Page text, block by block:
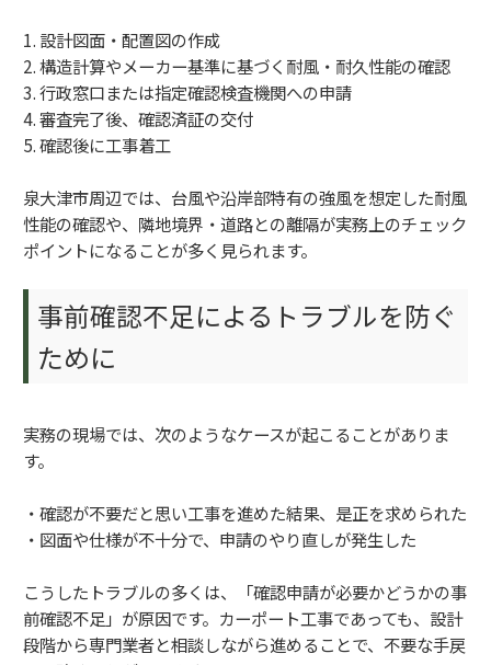
1. 設計図面・配置図の作成
2. 構造計算やメーカー基準に基づく耐風・耐久性能の確認
3. 行政窓口または指定確認検査機関への申請
4. 審査完了後、確認済証の交付
5. 確認後に工事着工
泉大津市周辺では、台風や沿岸部特有の強風を想定した耐風
性能の確認や、隣地境界・道路との離隔が実務上のチェック
ポイントになることが多く見られます。
事前確認不足によるトラブルを防ぐ
ために
実務の現場では、次のようなケースが起こることがありま
す。
・確認が不要だと思い工事を進めた結果、是正を求められた
・図面や仕様が不十分で、申請のやり直しが発生した
こうしたトラブルの多くは、「確認申請が必要かどうかの事
前確認不足」が原因です。カーポート工事であっても、設計
段階から専門業者と相談しながら進めることで、不要な手戻